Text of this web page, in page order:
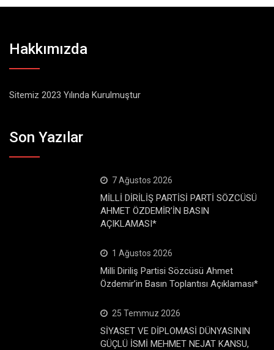
Hakkımızda
Sitemiz 2023 Yılında Kurulmuştur
Son Yazılar
7 Ağustos 2026
MİLLİ DİRİLİŞ PARTİSİ PARTİ SÖZCÜSÜ
AHMET ÖZDEMİR’İN BASIN
AÇIKLAMASI*
1 Ağustos 2026
Milli Diriliş Partisi Sözcüsü Ahmet
Özdemir’in Basın Toplantısı Açıklaması*
25 Temmuz 2026
SİYASET VE DİPLOMASİ DÜNYASININ
GÜÇLÜ İSMİ MEHMET NEJAT KANSU,